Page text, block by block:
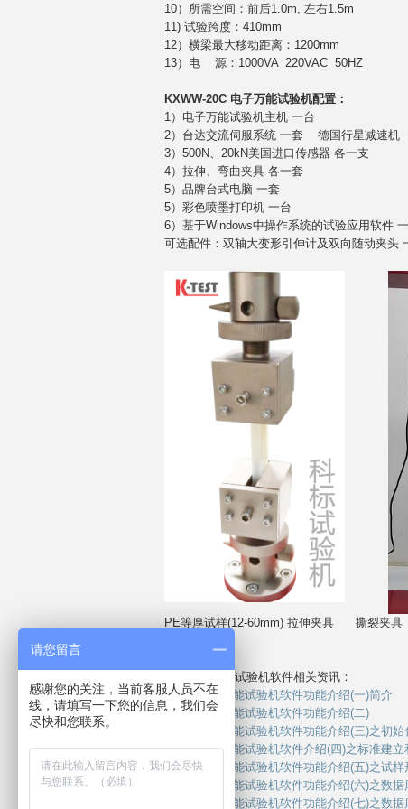
10）所需空间：前后1.0m, 左右1.5m
11) 试验跨度：410mm
12）横梁最大移动距离：1200mm
13）电 源：1000VA 220VAC 50HZ
KXWW-20C 电子万能试验机配置：
1）电子万能试验机主机 一台
2）台达交流伺服系统 一套 德国行星减速机
3）500N、20kN美国进口传感器 各一支
4）拉伸、弯曲夹具 各一套
5）品牌台式电脑 一套
5）彩色喷墨打印机 一台
6）基于Windows中操作系统的试验应用软件
可选配件：双轴大变形引伸计及双向随动夹头
PE等厚试样(12-60mm) 拉伸夹具 撕裂夹具
科标电子万能试验机软件相关资讯：
1.科标电子万能试验机软件功能介绍(一)简介
2.科标电子万能试验机软件功能介绍(二)
科标电子万能试验机软件功能介绍(三)之初始
4.科标电子万能试验机软件介绍(四)之标准建立
5.科标电子万能试验机软件功能介绍(五)之试样
科标电子万能试验机软件功能介绍(六)之数
科标电子万能试验机软件功能介绍(七)之数
请您留言
感谢您的关注，当前客服人员不在
线，请填写一下您的信息，我们会
尽快和您联系。